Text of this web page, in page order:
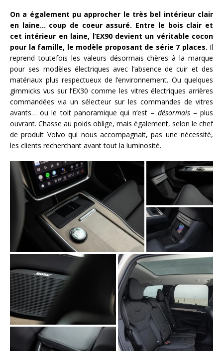
On a également pu approcher le très bel intérieur clair
en laine… coup de coeur assuré. Entre le bois clair et
cet intérieur en laine, l’EX90 devient un véritable cocon
pour la famille, le modèle proposant de série 7 places. Il
reprend toutefois les valeurs désormais chères à la marque
pour ses modèles électriques avec l’absence de cuir et des
matériaux plus respectueux de l’environnement. Ou quelques
gimmicks vus sur l’EX30 comme les vitres électriques arrières
commandées via un sélecteur sur les commandes de vitres
avants… ou le toit panoramique qui n’est – désormais– plus
ouvrant. Chasse au poids oblige, mais également, selon le chef
de produit Volvo qui nous accompagnait, pas une nécessité,
les clients recherchant avant tout la luminosité.